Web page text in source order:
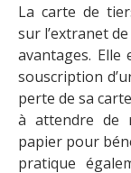
La carte de
sur l’extranet
avantages.
souscription
perte de sa
à attendre de
papier pour
pratique